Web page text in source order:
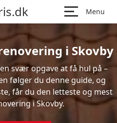
Menu
i Skovby
svær opgave at få hul på –
følger du denne guide, og
får du den letteste og mest
i Skovby.